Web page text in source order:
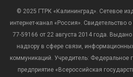
© 2025 ГТРК «Калининград». Сетевое
интернет-канал «Россия».
77-59166 от 22 августа 2014 года.
надзору в сфере связи,
коммуникаций. Учредитель: Федеральное
предприятие «Всероссийская